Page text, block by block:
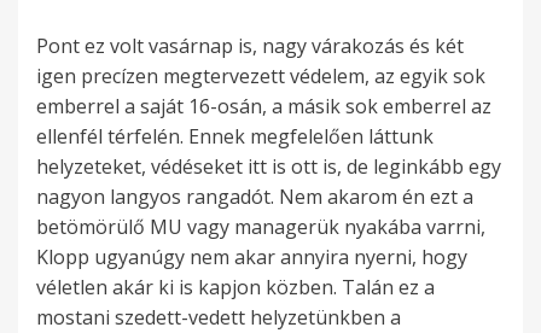
Pont ez volt vasárnap is, nagy várakozás és két
igen precízen megtervezett védelem, az egyik sok
emberrel a saját 16-osán, a másik sok emberrel az
ellenfél térfelén. Ennek megfelelően láttunk
helyzeteket, védéseket itt is ott is, de leginkább egy
nagyon langyos rangadót. Nem akarom én ezt a
betömörülő MU vagy managerük nyakába varrni,
Klopp ugyanúgy nem akar annyira nyerni, hogy
véletlen akár ki is kapjon közben. Talán ez a
mostani szedett-vedett helyzetünkben a